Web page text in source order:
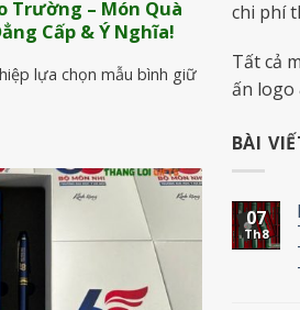
Trường – Món Quà
Cấp & Ý Nghĩa!
lựa chọn mẫu bình giữ
chi phí
Tất cả
ấn logo
BÀI
07
Th8